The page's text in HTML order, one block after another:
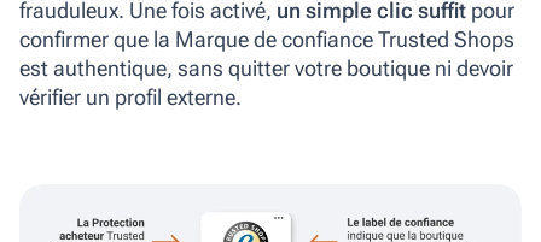
frauduleux. Une fois activé, un simple clic suffit pour
confirmer que la Marque de confiance Trusted Shops
est authentique, sans quitter votre boutique ni devoir
vérifier un profil externe.